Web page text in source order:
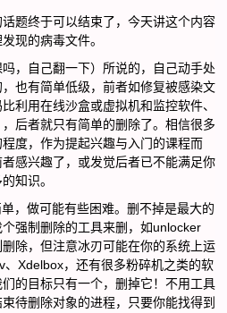
终于可以结束了，今天讲这个内容
现的病毒文件。
吗，自己翻一下）所说的，自己动手处
也有简单低级，前者如修复被感染文
利用在线沙盒或虚拟机和监控软件、
后者就只有简单的删除了。相信很多
度，作为提起兴趣与入门的课程而
感兴趣了，或发觉后者已不能满足你
知识。
做可能有些困难。删不掉是最大的
强制删除的工具来删，如unlocker
删除，但注意冰刃可能在你的系统上运
Xdelbox，还有很多粉碎机之类的软
的目标只有一个，删掉它！不用工具
待删除对象的进程，只要你能找得到